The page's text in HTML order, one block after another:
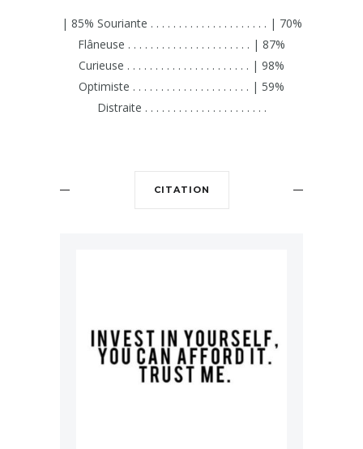
| 85% Souriante . . . . . . . . . . . . . . . . . . . . . | 70%
Flâneuse . . . . . . . . . . . . . . . . . . . . . . | 87%
Curieuse . . . . . . . . . . . . . . . . . . . . . . | 98%
Optimiste . . . . . . . . . . . . . . . . . . . . . | 59%
Distraite . . . . . . . . . . . . . . . . . . . . . .
CITATION